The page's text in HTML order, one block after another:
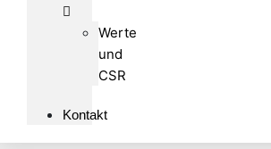
Werte
und
CSR
Kontakt